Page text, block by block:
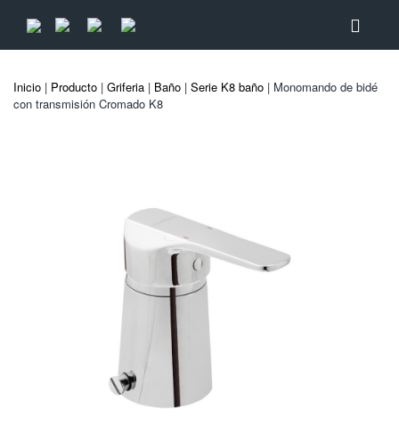
Inicio | Producto | Griferia | Baño | Serie K8 baño | Monomando de bidé
con transmisión Cromado K8